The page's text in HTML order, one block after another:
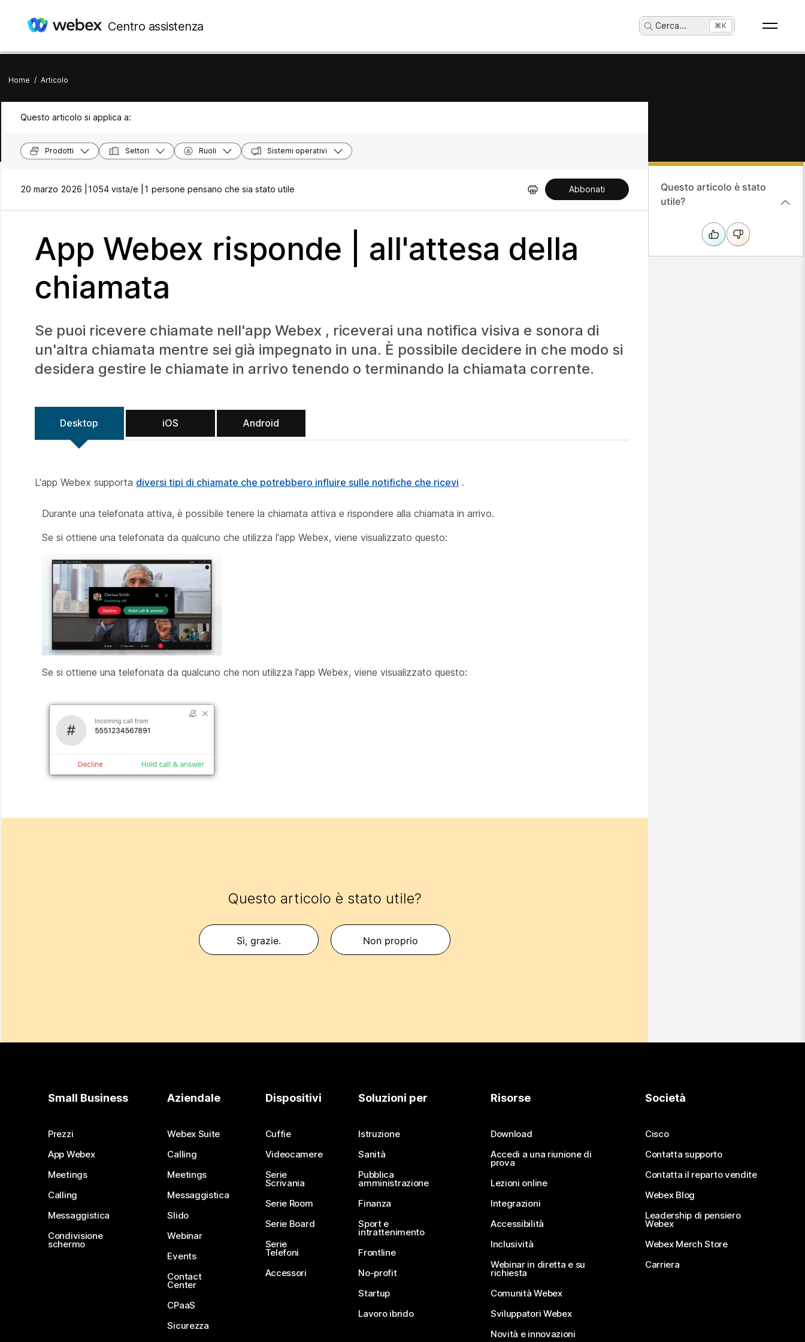
Centro assistenza Cerca... ⌘K
Home / Articolo
Questo articolo si applica a:
Prodotti Settori Ruoli Sistemi operativi
20 marzo 2026 | 1054 vista/e | 1 persone pensano che sia stato utile Abbonati
App Webex risponde | all'attesa della
chiamata
Se puoi ricevere chiamate nell'app Webex , riceverai una notifica visiva e sonora di
un'altra chiamata mentre sei già impegnato in una. È possibile decidere in che modo si
desidera gestire le chiamate in arrivo tenendo o terminando la chiamata corrente.
Desktop iOS Android
L'app Webex supporta diversi tipi di chiamate che potrebbero influire sulle notifiche che ricevi .
Durante una telefonata attiva, è possibile tenere la chiamata attiva e rispondere alla chiamata in arrivo.
Se si ottiene una telefonata da qualcuno che utilizza l'app Webex, viene visualizzato questo:
Se si ottiene una telefonata da qualcuno che non utilizza l'app Webex, viene visualizzato questo:
Questo articolo è stato utile?
Sì, grazie. Non proprio
Questo articolo è stato
utile?
Small Business
Prezzi
App Webex
Meetings
Calling
Messaggistica
Condivisione
schermo
Aziendale
Webex Suite
Calling
Meetings
Messaggistica
Slido
Webinar
Events
Contact
Center
CPaaS
Sicurezza
Dispositivi
Cuffie
Videocamere
Serie
Scrivania
Serie Room
Serie Board
Serie
Telefoni
Accessori
Soluzioni per
Istruzione
Sanità
Pubblica
amministrazione
Finanza
Sport e
intrattenimento
Frontline
No-profit
Startup
Lavoro ibrido
Risorse
Download
Accedi a una riunione di
prova
Lezioni online
Integrazioni
Accessibilità
Inclusività
Webinar in diretta e su
richiesta
Comunità Webex
Sviluppatori Webex
Novità e innovazioni
Società
Cisco
Contatta supporto
Contatta il reparto vendite
Webex Blog
Leadership di pensiero
Webex
Webex Merch Store
Carriera